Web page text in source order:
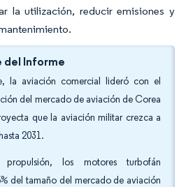
la utilización, reducir emisiones y
del Informe
la aviación comercial lideró con el
del mercado de aviación de Corea
que la aviación militar crezca a
2031.
los motores turbofán
del tamaño del mercado de aviación